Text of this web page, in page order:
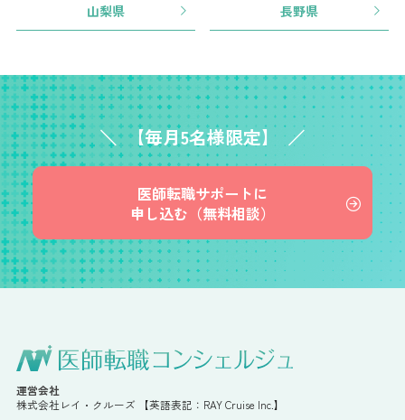
山梨県 長野県
【毎月5名様限定】
医師転職サポートに
申し込む（無料相談）
運営会社
株式会社レイ・クルーズ 【英語表記：RAY Cruise Inc.】